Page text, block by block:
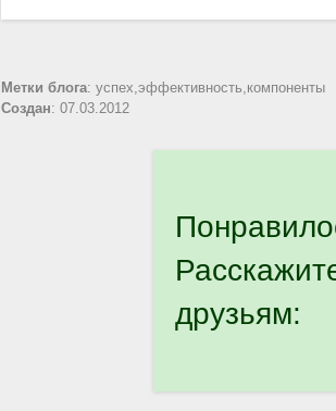
Метки блога: успех,эффективность,компоненты
Создан: 07.03.2012
друзьям: